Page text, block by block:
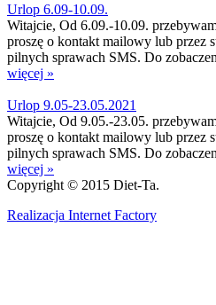
Urlop 6.09-10.09.
Witajcie, Od 6.09.-10.09.
proszę o kontakt mailowy lub przez
pilnych sprawach SMS. Do
więcej »
Urlop 9.05-23.05.2021
Witajcie, Od 9.05.-23.05.
proszę o kontakt mailowy lub przez
pilnych sprawach SMS. Do
więcej »
Copyright © 2015 Diet-Ta.
Realizacja Internet Factory